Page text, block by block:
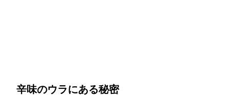
辛味のウラにある秘密